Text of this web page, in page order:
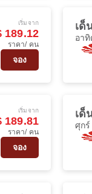
เริ่มจาก
189.12
ราคา/ คน
จอง
เด็
อาทิ
เริ่มจาก
189.81
ราคา/ คน
จอง
เด็
ศุกร์